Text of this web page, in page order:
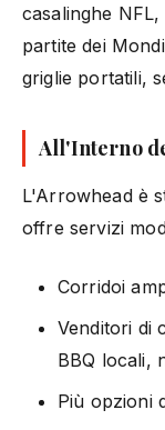
casalinghe
partite dei
griglie portatili,
All'Interno
L'Arrowhead è
offre servizi
Corridoi
Venditori di
BBQ locali,
Più opzioni